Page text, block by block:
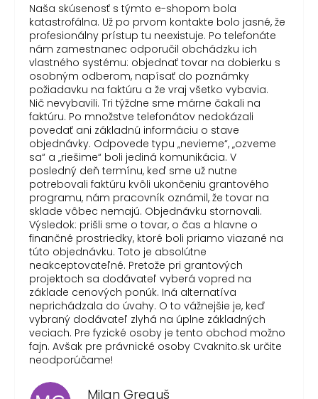
Naša skúsenosť s týmto e-shopom bola
katastrofálna. Už po prvom kontakte bolo jasné, že
profesionálny prístup tu neexistuje. Po telefonáte
nám zamestnanec odporučil obchádzku ich
vlastného systému: objednať tovar na dobierku s
osobným odberom, napísať do poznámky
požiadavku na faktúru a že vraj všetko vybavia.
Nič nevybavili. Tri týždne sme márne čakali na
faktúru. Po množstve telefonátov nedokázali
povedať ani základnú informáciu o stave
objednávky. Odpovede typu „nevieme“, „ozveme
sa“ a „riešime“ boli jediná komunikácia. V
posledný deň termínu, keď sme už nutne
potrebovali faktúru kvôli ukončeniu grantového
programu, nám pracovník oznámil, že tovar na
sklade vôbec nemajú. Objednávku stornovali.
Výsledok: prišli sme o tovar, o čas a hlavne o
finančné prostriedky, ktoré boli priamo viazané na
túto objednávku. Toto je absolútne
neakceptovateľné. Pretože pri grantových
projektoch sa dodávateľ vyberá vopred na
základe cenových ponúk. Iná alternatíva
neprichádzala do úvahy. O to vážnejšie je, keď
vybraný dodávateľ zlyhá na úplne základných
veciach. Pre fyzické osoby je tento obchod možno
fajn. Avšak pre právnické osoby Cvaknito.sk určite
neodporúčame!
Milan Greguš